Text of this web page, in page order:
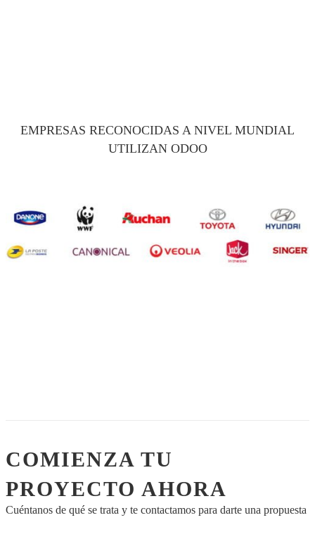
EMPRESAS RECONOCIDAS A NIVEL MUNDIAL
UTILIZAN ODOO
COMIENZA TU
PROYECTO AHORA
Cuéntanos de qué se trata y te contactamos para darte una propuesta